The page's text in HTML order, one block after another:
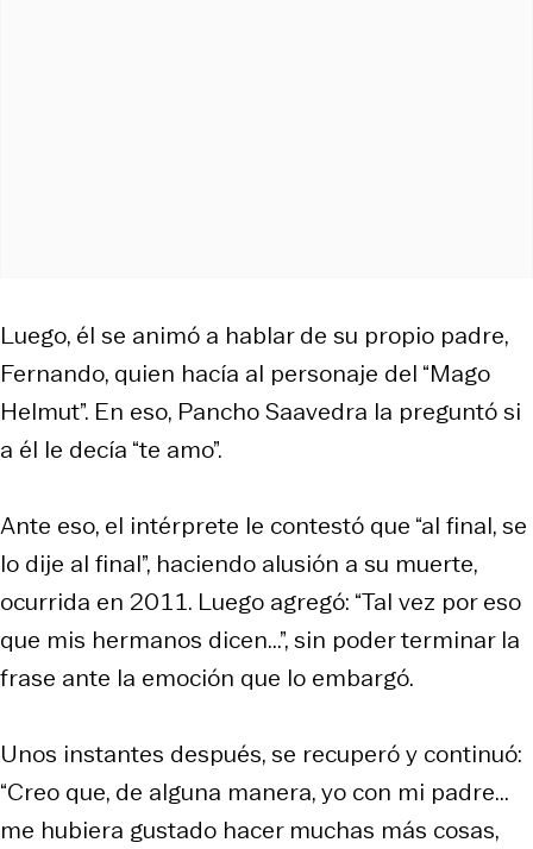
Luego, él se animó a hablar de su propio padre,
Fernando, quien hacía al personaje del “Mago
Helmut”. En eso, Pancho Saavedra la preguntó si
a él le decía “te amo”.
Ante eso, el intérprete le contestó que “al final, se
lo dije al final”, haciendo alusión a su muerte,
ocurrida en 2011. Luego agregó: “Tal vez por eso
que mis hermanos dicen...”, sin poder terminar la
frase ante la emoción que lo embargó.
Unos instantes después, se recuperó y continuó:
“Creo que, de alguna manera, yo con mi padre...
me hubiera gustado hacer muchas más cosas,